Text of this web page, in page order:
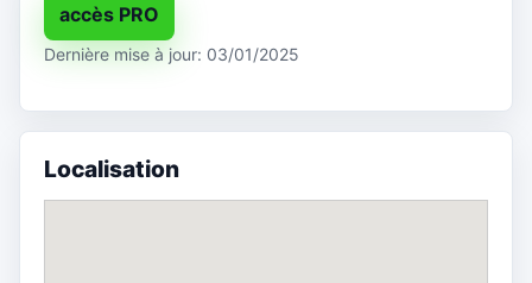
accès PRO
Dernière mise à jour: 03/01/2025
Localisation